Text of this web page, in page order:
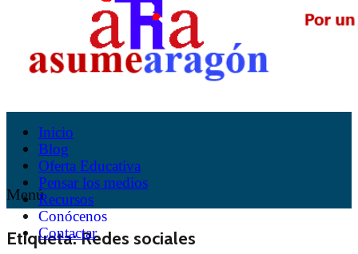
Inicio
Blog
Oferta Educativa
Pensar los medios
Recursos
Conócenos
Contactar
Menú
Etiqueta:Redes sociales